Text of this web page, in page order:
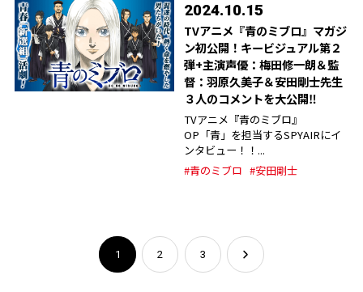
2024.10.15
TVアニメ『青のミブロ』マガジ
ン初公開！キービジュアル第２
弾+主演声優：梅田修一朗＆監
督：羽原久美子＆安田剛士先生
３人のコメントを大公開‼︎
TVアニメ『青のミブロ』
OP「青」を担当するSPYAIRにイ
ンタビュー！！...
#青のミブロ #安田剛士
1 2 3